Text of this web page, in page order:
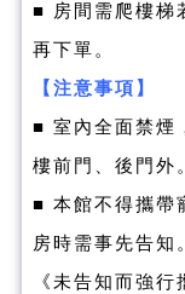
■ 房間需爬樓梯
再下單。
【注意事項】
■ 室內全面禁煙
樓前門、後門外
■ 本館不得攜帶
房時需事先告知
《未告知而強行